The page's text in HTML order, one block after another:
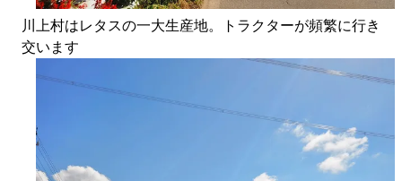
川上村はレタスの一大生産地。トラクターが頻繁に行き
交います